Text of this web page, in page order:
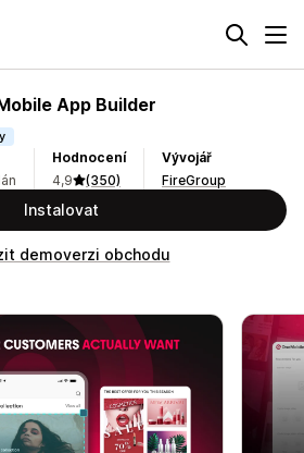
App Builder
Hodnocení
4,9
(350)
Vývojář
FireGroup
Instalovat
demoverzi obchodu